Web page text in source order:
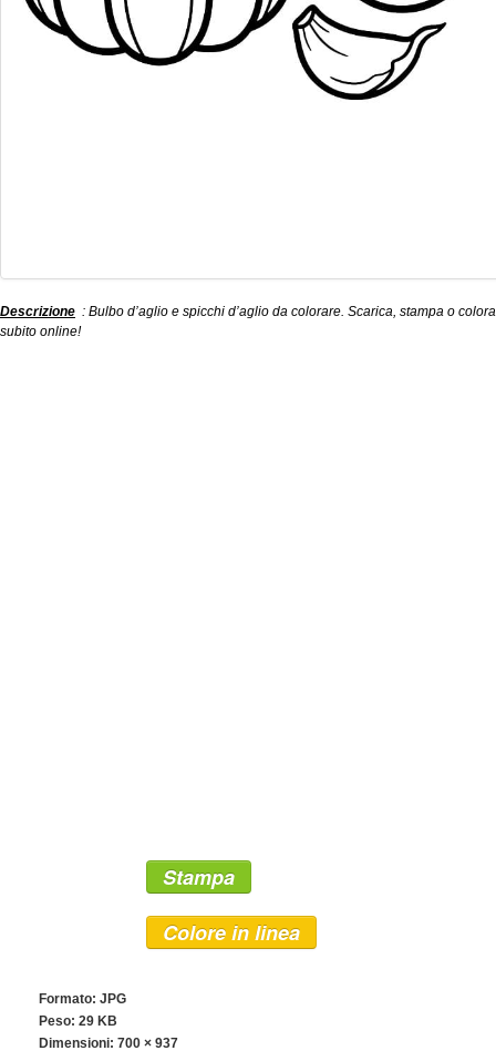
Descrizione : Bulbo d’aglio e spicchi d’aglio da colorare. Scarica, stampa o colora
subito online!
Stampa
Colore in linea
Formato: JPG
Peso: 29 KB
Dimensioni: 700 × 937